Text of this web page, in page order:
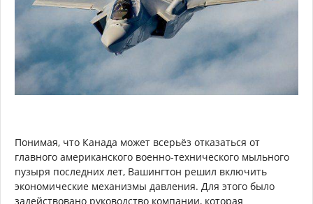
Понимая, что Канада может всерьёз отказаться от
главного американского военно-технического мыльного
пузыря последних лет, Вашингтон решил включить
экономические механизмы давления. Для этого было
задействовано руководство компании, которая